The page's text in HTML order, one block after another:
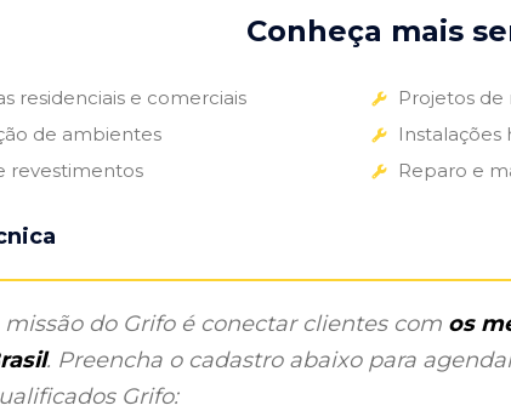
Conheça mais
residenciais e comerciais
de ambientes
revestimentos
Projetos de
Instalações
Reparo e
missão do Grifo é conectar clientes com os
. Preencha o cadastro abaixo para
Grifo: